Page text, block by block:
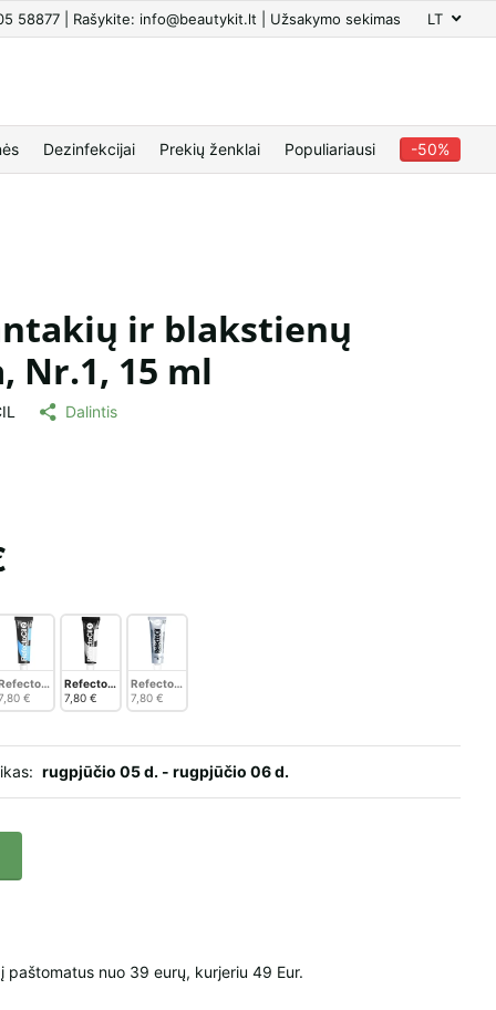
58877 | Rašykite: info@beautykit.lt | Užsakymo sekimas LT
Dezinfekcijai Prekių ženklai Populiariausi -50%
ir blakstienų
Nr.1, 15 ml
Dalintis
ruda, Nr. 3.1, 15 ml
dažai, kaštoninė, Nr.4, 15 ml.
antakių ir blakstienų dažai, natūrali ruda Nr. 3, 15 ml
antakių ir blakstienų dažai, mėlynai juoda, Nr.2, 15 ml
€
RefectoCil antakių ir blakstienų dažai, juoda, Nr.1, 15 ml
7,80 €
RefectoCil antakių ir blakstienų dažai, grafitas, Nr.1.1, 15 ml.
7,80 €
rugpjūčio 05 d. - rugpjūčio 06 d.
paštomatus nuo 39 eurų, kurjeriu 49 Eur.